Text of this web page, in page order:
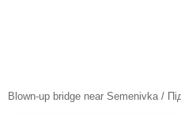
Blown-up bridge near Semenivka /